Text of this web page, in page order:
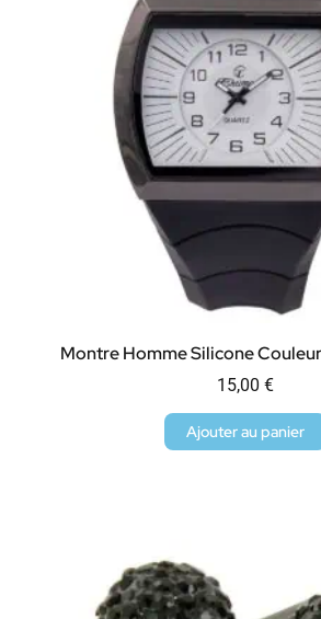
Montre Homme Silicone
15,00 €
Ajouter au panier